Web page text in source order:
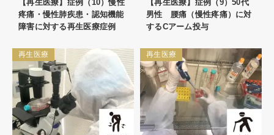
【再生医療】症例（10）慢性
疼痛・慢性肺疾患・認知機能
障害に対する再生医療症例
【再生医療】症例（9）50代
男性 腰痛（慢性疼痛）に対
するCアーム投与
再生医療 再生医療